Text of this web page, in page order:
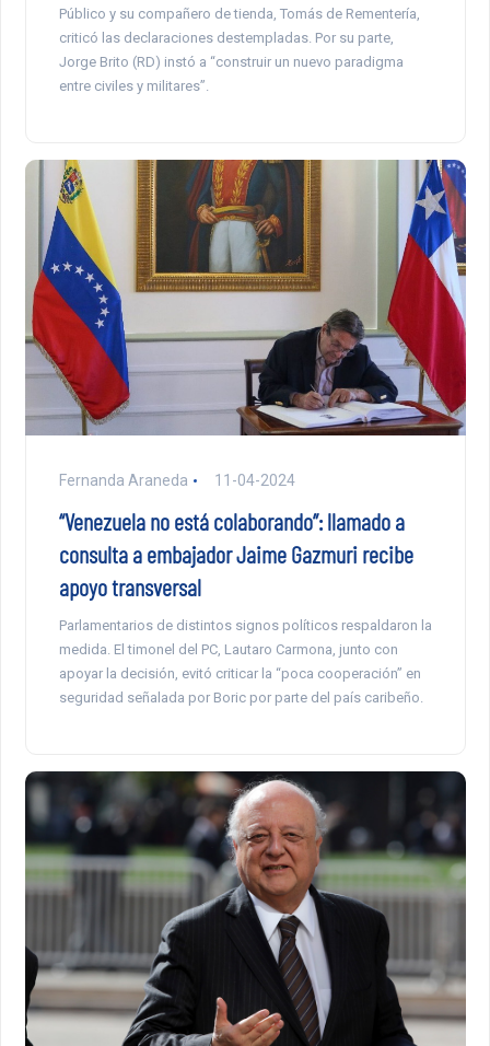
Público y su compañero de tienda, Tomás de Rementería,
criticó las declaraciones destempladas. Por su parte,
Jorge Brito (RD) instó a “construir un nuevo paradigma
entre civiles y militares”.
Fernanda Araneda 11-04-2024
“Venezuela no está colaborando”: llamado a
consulta a embajador Jaime Gazmuri recibe
apoyo transversal
Parlamentarios de distintos signos políticos respaldaron la
medida. El timonel del PC, Lautaro Carmona, junto con
apoyar la decisión, evitó criticar la “poca cooperación” en
seguridad señalada por Boric por parte del país caribeño.